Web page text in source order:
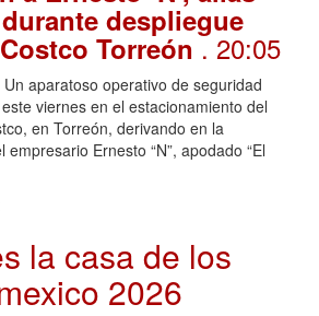
durante despliegue
Torreón. 20:05
aparatoso operativo de seguridad
viernes en el estacionamiento del
en Torreón, derivando en la
Ernesto “N”, apodado “El
la casa de los
2026